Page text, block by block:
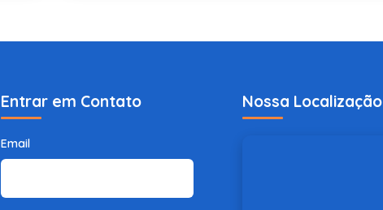
Entrar em Contato
Email
Nossa Localização